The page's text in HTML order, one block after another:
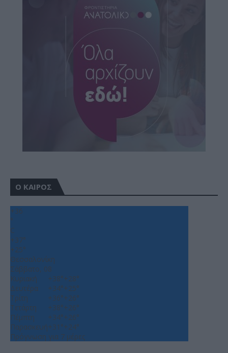
Ο ΚΑΙΡΟΣ
+36
°
C
+37°
+25°
Θεσσαλονίκη
Σάββατο, 08
Κυριακή
+38°+28°
Δευτέρα
+34°+25°
Τρίτη
+36°+26°
Τετάρτη
+38°+26°
Πέμπτη
+34°+26°
Παρασκευή+31°+24°
Πρόγνωση για 7 μέρες